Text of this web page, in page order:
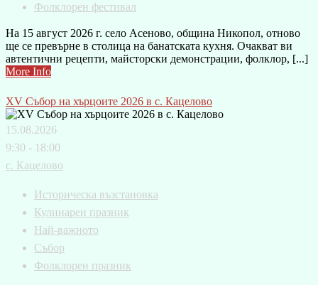
Фолклорен фестивал
На 15 август 2026 г. село Асеново, община Никопол, отново
ще се превърне в столица на банатската кухня. Очакват ви
автентични рецепти, майсторски демонстрации, фолклор, [...]
More Info
XV Събор на хърцоите 2026 в с. Кацелово
15.08.2026
9:30 - 18:00
с. Кацелово
Историческа възстановка
Кулинарен празник
Най-важното
Събор
Фолклорен празник